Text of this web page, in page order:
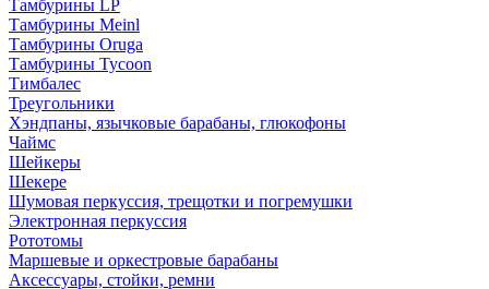
Тамбурины LP
Тамбурины Meinl
Тамбурины Oruga
Тамбурины Tycoon
Тимбалес
Треугольники
Хэндпаны, язычковые барабаны, глюкофоны
Чаймс
Шейкеры
Шекере
Шумовая перкуссия, трещотки и погремушки
Электронная перкуссия
Рототомы
Маршевые и оркестровые барабаны
Аксессуары, стойки, ремни